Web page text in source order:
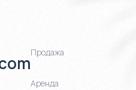
Продажа
Аренда